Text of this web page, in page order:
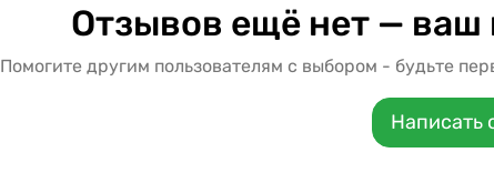
Отзывов ещё нет —
Помогите другим пользователям с выбором - будьте
Написать